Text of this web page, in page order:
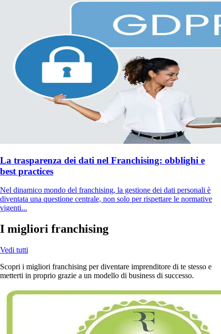
La trasparenza dei dati nel Franchising: obblighi e
best practices
Nel dinamico mondo del franchising, la gestione dei dati personali è
diventata una questione centrale, non solo per rispettare le normative
vigenti...
I migliori franchising
Vedi tutti
Scopri i migliori franchising per diventare imprenditore di te stesso e
metterti in proprio grazie a un modello di business di successo.